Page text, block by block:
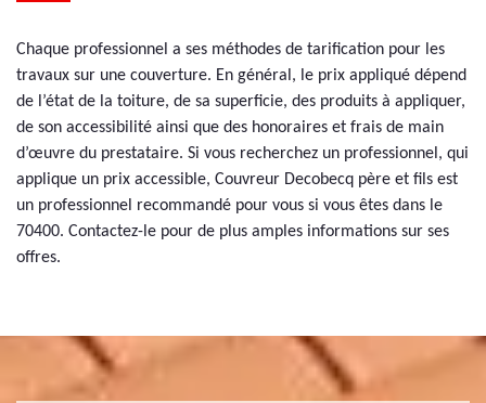
Chaque professionnel a ses méthodes de tarification pour les
travaux sur une couverture. En général, le prix appliqué dépend
de l’état de la toiture, de sa superficie, des produits à appliquer,
de son accessibilité ainsi que des honoraires et frais de main
d’œuvre du prestataire. Si vous recherchez un professionnel, qui
applique un prix accessible, Couvreur Decobecq père et fils est
un professionnel recommandé pour vous si vous êtes dans le
70400. Contactez-le pour de plus amples informations sur ses
offres.